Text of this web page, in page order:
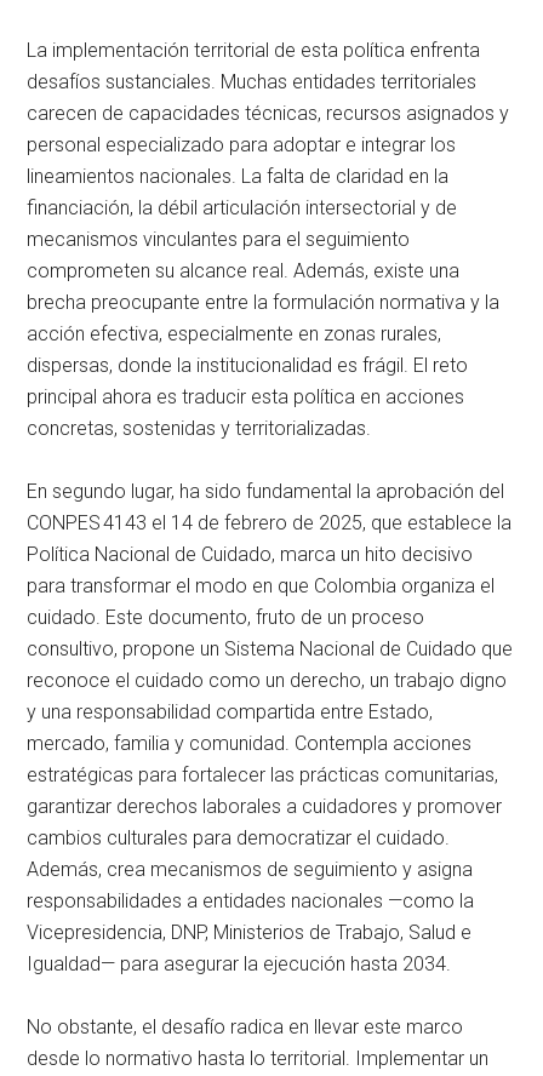
La implementación territorial de esta política enfrenta
desafíos sustanciales. Muchas entidades territoriales
carecen de capacidades técnicas, recursos asignados y
personal especializado para adoptar e integrar los
lineamientos nacionales. La falta de claridad en la
financiación, la débil articulación intersectorial y de
mecanismos vinculantes para el seguimiento
comprometen su alcance real. Además, existe una
brecha preocupante entre la formulación normativa y la
acción efectiva, especialmente en zonas rurales,
dispersas, donde la institucionalidad es frágil. El reto
principal ahora es traducir esta política en acciones
concretas, sostenidas y territorializadas.
En segundo lugar, ha sido fundamental la aprobación del
CONPES 4143 el 14 de febrero de 2025, que establece la
Política Nacional de Cuidado, marca un hito decisivo
para transformar el modo en que Colombia organiza el
cuidado. Este documento, fruto de un proceso
consultivo, propone un Sistema Nacional de Cuidado que
reconoce el cuidado como un derecho, un trabajo digno
y una responsabilidad compartida entre Estado,
mercado, familia y comunidad. Contempla acciones
estratégicas para fortalecer las prácticas comunitarias,
garantizar derechos laborales a cuidadores y promover
cambios culturales para democratizar el cuidado.
Además, crea mecanismos de seguimiento y asigna
responsabilidades a entidades nacionales —como la
Vicepresidencia, DNP, Ministerios de Trabajo, Salud e
Igualdad— para asegurar la ejecución hasta 2034.
No obstante, el desafío radica en llevar este marco
desde lo normativo hasta lo territorial. Implementar un